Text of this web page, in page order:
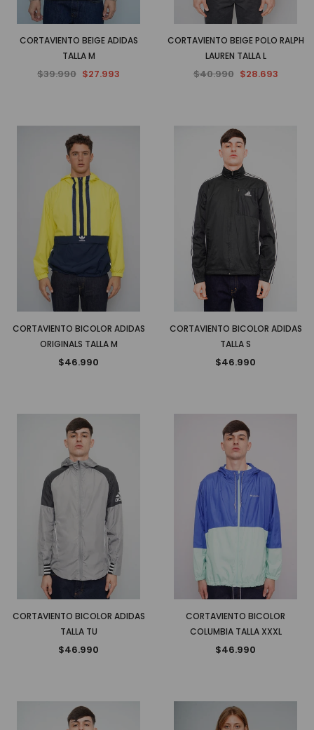
CORTAVIENTO BEIGE ADIDAS
TALLA M
$39.990 $27.993
CORTAVIENTO BEIGE POLO RALPH
LAUREN TALLA L
$40.990 $28.693
CORTAVIENTO BICOLOR ADIDAS
ORIGINALS TALLA M
$46.990
CORTAVIENTO BICOLOR ADIDAS
TALLA S
$46.990
CORTAVIENTO BICOLOR ADIDAS
TALLA TU
$46.990
CORTAVIENTO BICOLOR
COLUMBIA TALLA XXXL
$46.990